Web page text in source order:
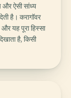
ऐसी सांध्य
है। करागॉवर
यह पूरा हिस्सा
है, किसी